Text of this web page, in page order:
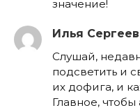
значение!
Илья Сергеев
Слушай,
подсветить и
их дофига, и
Главное,